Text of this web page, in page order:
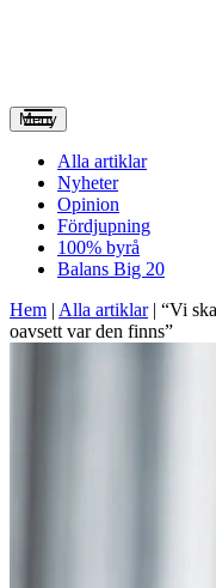
Meny
Alla artiklar
Nyheter
Opinion
Fördjupning
100% byrå
Balans Big 20
Hem | Alla artiklar| “Vi
oavsett var den finns”